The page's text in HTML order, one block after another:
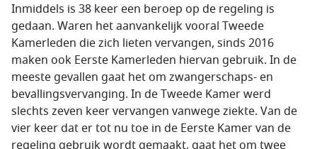
Inmiddels is 38 keer een beroep op de regeling is
gedaan. Waren het aanvankelijk vooral Tweede
Kamerleden die zich lieten vervangen, sinds 2016
maken ook Eerste Kamerleden hiervan gebruik. In de
meeste gevallen gaat het om zwangerschaps- en
bevallingsvervanging. In de Tweede Kamer werd
slechts zeven keer vervangen vanwege ziekte. Van de
vier keer dat er tot nu toe in de Eerste Kamer van de
regeling gebruik wordt gemaakt, gaat het om twee